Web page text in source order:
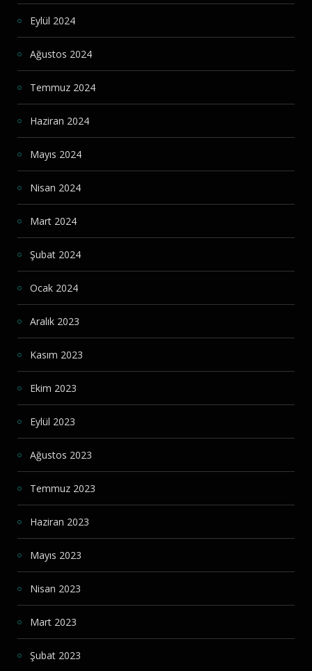
Eylül 2024
Ağustos 2024
Temmuz 2024
Haziran 2024
Mayıs 2024
Nisan 2024
Mart 2024
Şubat 2024
Ocak 2024
Aralık 2023
Kasım 2023
Ekim 2023
Eylül 2023
Ağustos 2023
Temmuz 2023
Haziran 2023
Mayıs 2023
Nisan 2023
Mart 2023
Şubat 2023